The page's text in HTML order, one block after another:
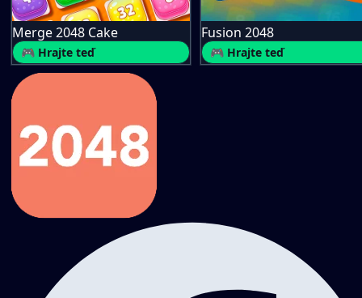
Merge 2048 Cake
🎮 Hrajte teď
Fusion 2048
🎮 Hrajte teď